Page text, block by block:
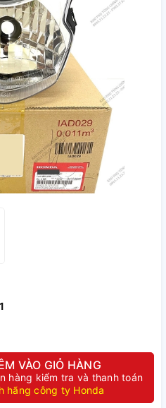
VÀO GIỎ HÀNG
hàng kiểm tra và thanh toán
hãng công ty Honda